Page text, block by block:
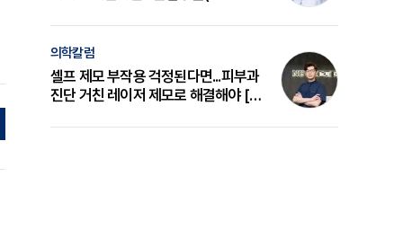
의학칼럼
셀프 제모 부작용 걱정된다면...피부과
진단 거친 레이저 제모로 해결해야 [변